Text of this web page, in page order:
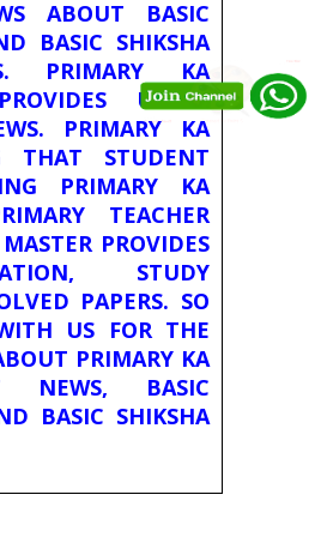
ABOUT BASIC
BASIC SHIKSHA
PRIMARY KA
UPTET
PRIMARY KA
THAT STUDENT
PRIMARY KA
TEACHER
PROVIDES
STUDY
PAPERS. SO
US FOR THE
PRIMARY KA
NEWS, BASIC
BASIC SHIKSHA